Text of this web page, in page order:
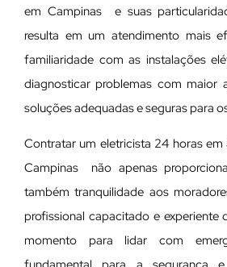
em Campinas e suas
resulta em um atendimento mais
familiaridade com as instalações
diagnosticar problemas com maior
soluções adequadas e seguras para
Contratar um eletricista 24 horas em
Campinas não apenas
também tranquilidade aos
profissional capacitado e experiente
momento para lidar com